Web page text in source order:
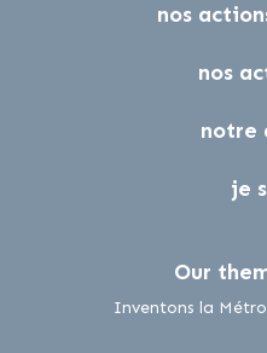
nos
nos
notre
je
Our
Inventons la